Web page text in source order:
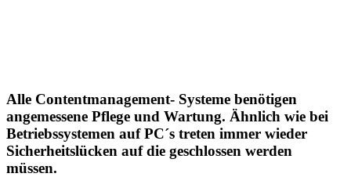
Alle Contentmanagement- Systeme benötigen
angemessene Pflege und Wartung. Ähnlich wie bei
Betriebssystemen auf PC´s treten immer wieder
Sicherheitslücken auf die geschlossen werden
müssen.